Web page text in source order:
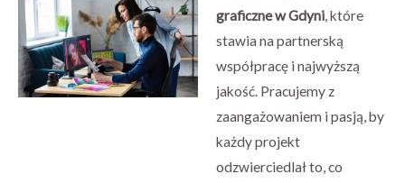
graficzne w Gdyni, które
stawia na partnerską
współpracę i najwyższą
jakość. Pracujemy z
zaangażowaniem i pasją, by
każdy projekt
odzwierciedlał to, co